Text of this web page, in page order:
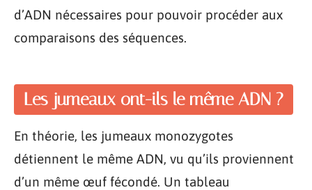
d’ADN nécessaires pour pouvoir procéder aux
comparaisons des séquences.
Les jumeaux ont-ils le même ADN ?
En théorie, les jumeaux monozygotes
détiennent le même ADN, vu qu’ils proviennent
d’un même œuf fécondé. Un tableau